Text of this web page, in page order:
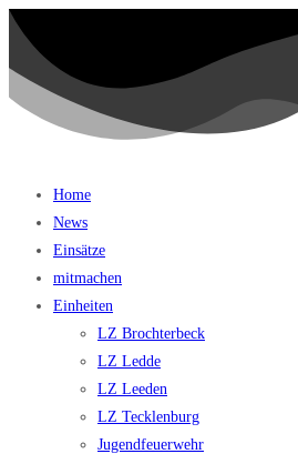
Home
News
Einsätze
mitmachen
Einheiten
LZ Brochterbeck
LZ Ledde
LZ Leeden
LZ Tecklenburg
Jugendfeuerwehr